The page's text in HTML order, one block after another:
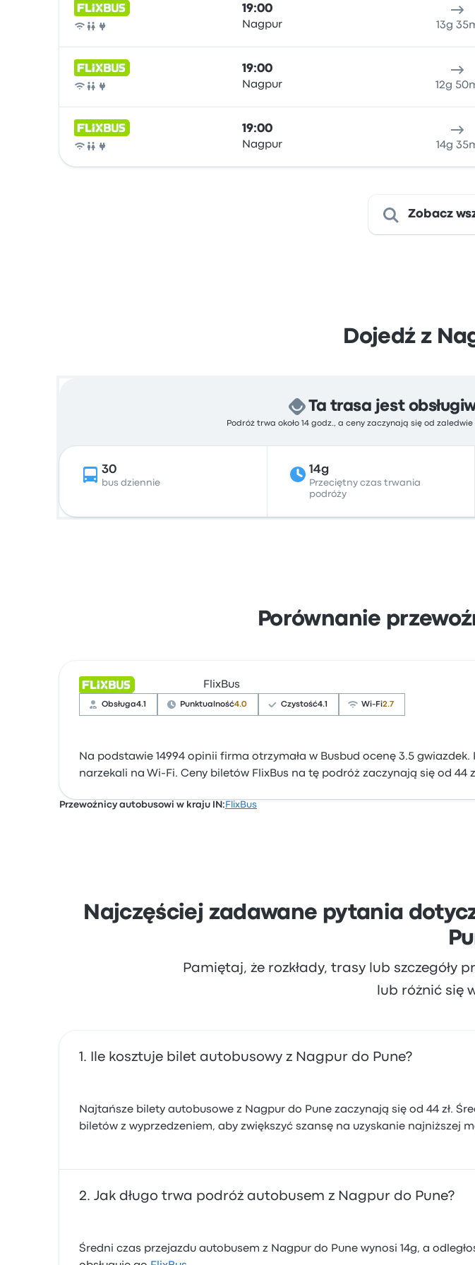
Autobus
19:00
Nagpur 13g
Autobus
19:00
Nagpur 12g
Autobus
19:00
Nagpur 14g
Zobacz
Dojedź z
Ta trasa jest
Podróż trwa około 14 godz., a ceny zaczynają się od
30
bus dziennie
14g
Przeciętny czas trwania
podróży
Porównanie
FlixBus
Obsługa4.1 Punktualność4.0 Czystość4.1 Wi-Fi2.7
Na podstawie 14994 opinii firma otrzymała w Busbud ocenę 3.5
narzekali na Wi-Fi. Ceny biletów FlixBus na tę podróż zaczynają się od 44
Przewoźnicy autobusowi w kraju IN: FlixBus
Najczęściej zadawane pytania
Pamiętaj, że rozkłady, trasy lub
lub różnić się
Ile kosztuje bilet autobusowy z Nagpur do Pune?
Najtańsze bilety autobusowe z Nagpur do Pune zaczynają się od 44 zł.
biletów z wyprzedzeniem, aby zwiększyć szansę na uzyskanie najniższej
Jak długo trwa podróż autobusem z Nagpur do Pune?
Średni czas przejazdu autobusem z Nagpur do Pune wynosi 14g, a